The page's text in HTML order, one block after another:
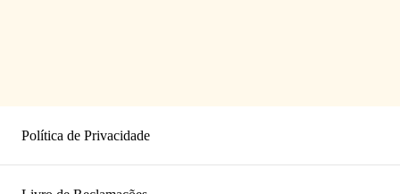
Política de Privacidade